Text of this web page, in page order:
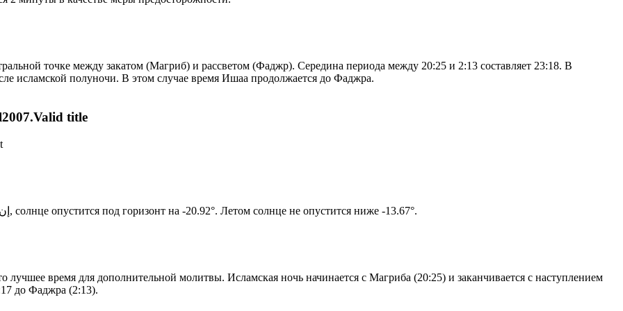
точке между закатом (Магриб) и рассветом (Фаджр). Середина периода между 20:25 и 2:13 составляет 23:18. В
исламской полуночи. В этом случае время Ишаа продолжается до Фаджра.
title
Новый день по солнечному календарю. Сегодня, إن شاء الله, солнце опустится под горизонт на -20.92°. Летом солнце не опустится ниже -13.67°.
лучшее время для дополнительной молитвы. Исламская ночь начинается с Магриба (20:25) и заканчивается с наступлением
до Фаджра (2:13).